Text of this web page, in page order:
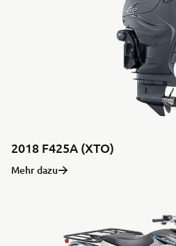
2018 F425A (XTO)
Mehr dazu